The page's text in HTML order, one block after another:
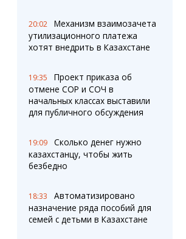
20:02
Механизм взаимозачета
утилизационного платежа
хотят внедрить в Казахстане
19:35
Проект приказа об
отмене СОР и СОЧ в
начальных классах выставили
для публичного обсуждения
19:09
Сколько денег нужно
казахстанцу, чтобы жить
безбедно
18:33
Автоматизировано
назначение ряда пособий для
семей с детьми в Казахстане